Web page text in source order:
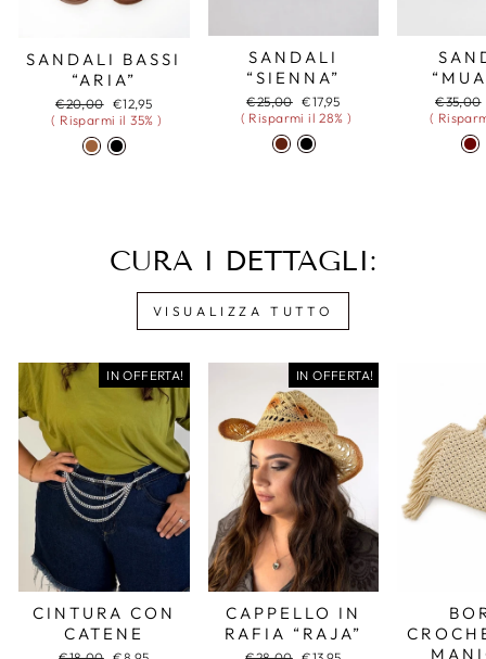
SANDALI BASSI
“ARIA”
Prezzo
di
listino
€20,00 Prezzo
scontato
€12,95
( Risparmi il 35% )
SANDALI
“SIENNA”
Prezzo
di
listino
€25,00 Prezzo
scontato
€17,95
( Risparmi il 28% )
Prezzo
di
listino
€35,00
(
CURA I DETTAGLI:
VISUALIZZA TUTTO
IN OFFERTA!
CINTURA CON
CATENE
IN OFFERTA!
CAPPELLO IN
RAFIA “RAJA”